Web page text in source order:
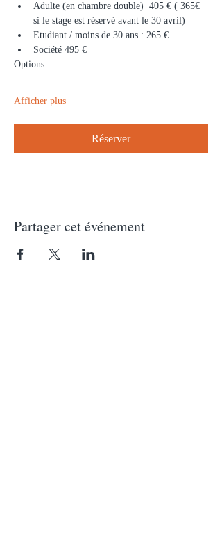
Adulte (en chambre double)  405 € ( 365€
si le stage est réservé avant le 30 avril)
Etudiant / moins de 30 ans : 265 €
Société 495 €
Options :
Afficher plus
Réserver
Partager cet événement